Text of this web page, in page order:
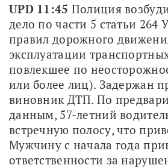
UPD 11:45 Полиция
дело по части 5 статьи
правил дорожного
эксплуатации
повлекшее по
или более лиц). Задержан
виновник ДТП. По
данным, 57-летний
встречную полосу, что
Мужчину с начала года
ответственности за